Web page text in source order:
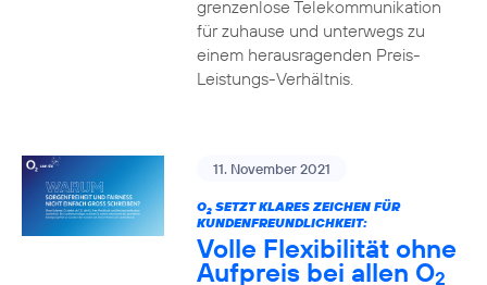
grenzenlose Telekommunikation
für zuhause und unterwegs zu
einem herausragenden Preis-
Leistungs-Verhältnis.
11. November 2021
O2SETZT KLARES ZEICHEN FÜR
KUNDENFREUNDLICHKEIT:
Volle Flexibilität ohne
Aufpreis bei allen O2